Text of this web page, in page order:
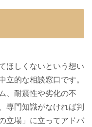
ほしくないという想い
立的な相談窓口です。
、耐震性や劣化の不
専門知識がなければ判
立場」に立ってアドバ